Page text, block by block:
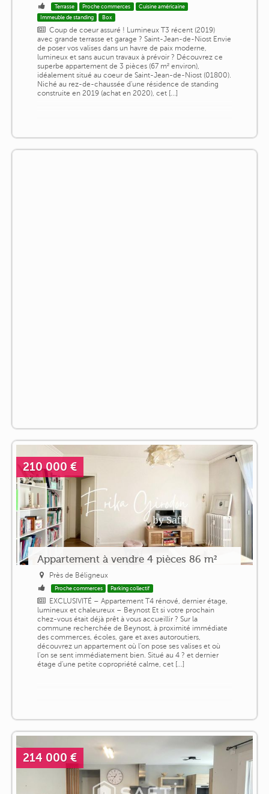
Terrasse Proche commerces
Cuisine américaine
Immeuble de standing
Box
Coup de coeur assuré ! Lumineux T3 récent (2019)
avec grande terrasse et garage ? Saint-Jean-de-Niost Envie
de poser vos valises dans un havre de paix moderne,
lumineux et sans aucun travaux à prévoir ? Découvrez ce
superbe appartement de 3 pièces (67 m² environ),
idéalement situé au coeur de Saint-Jean-de-Niost (01800).
Niché au rez-de-chaussée d'une résidence de standing
construite en 2019 (achat en 2020), cet [...]
210 000 €
Appartement à vendre 4 pièces 86 m²
Près de Béligneux
Proche commerces Parking collectif
EXCLUSIVITÉ – Appartement T4 rénové, dernier étage,
lumineux et chaleureux – Beynost Et si votre prochain
chez-vous était déjà prêt à vous accueillir ? Sur la
commune recherchée de Beynost, à proximité immédiate
des commerces, écoles, gare et axes autoroutiers,
découvrez un appartement où l'on pose ses valises et où
l'on se sent immédiatement bien. Situé au 4 ? et dernier
étage d'une petite copropriété calme, cet [...]
214 000 €